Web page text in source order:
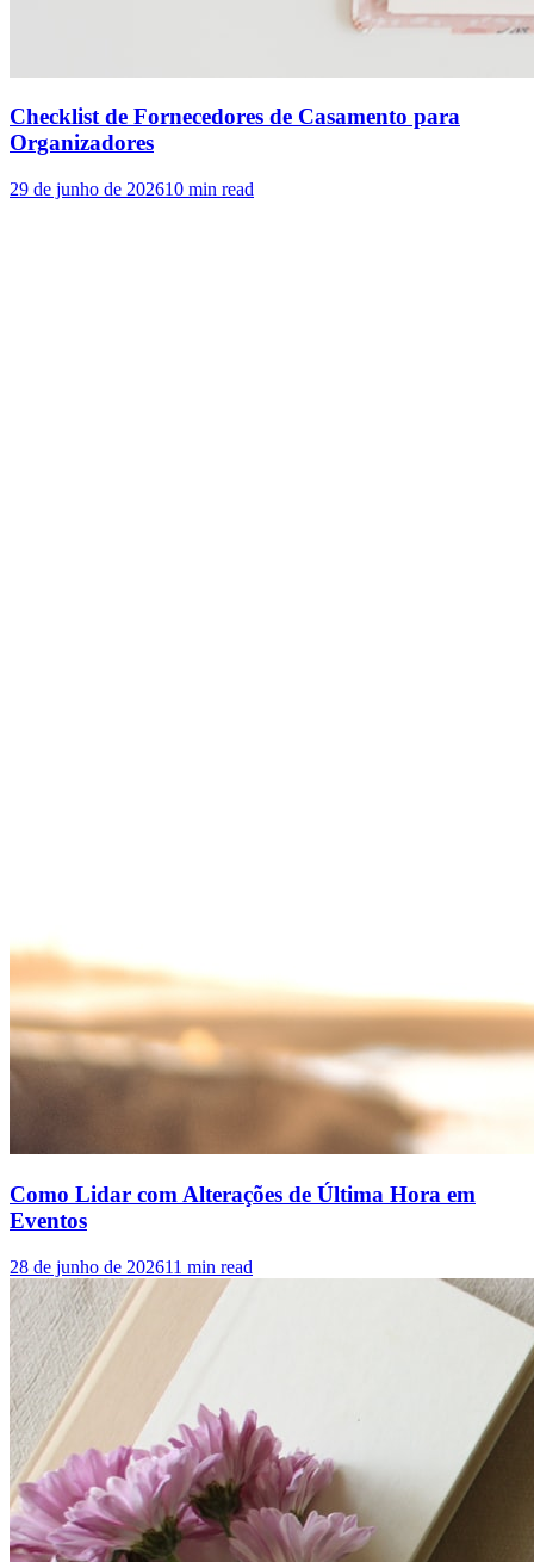
Checklist de Fornecedores de Casamento para
Organizadores
29 de junho de 202610 min read
Como Lidar com Alterações de Última Hora em
Eventos
28 de junho de 202611 min read